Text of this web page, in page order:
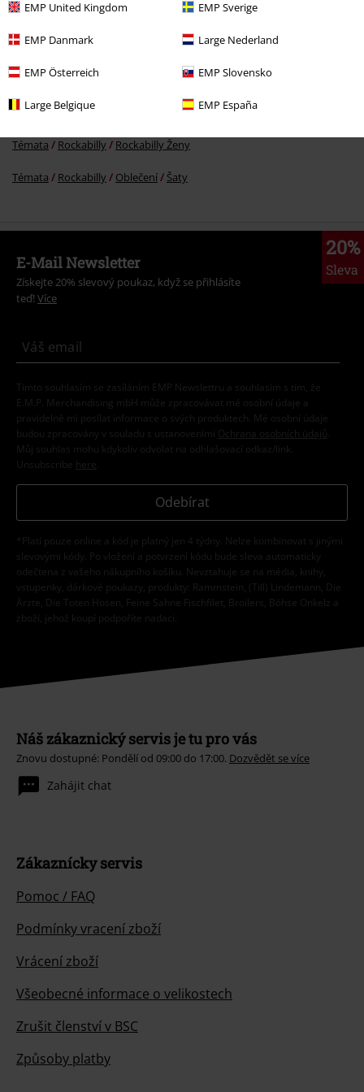
EMP United Kingdom EMP Sverige
EMP Danmark Large Nederland
EMP Österreich EMP Slovensko
Large Belgique EMP España
Ženy Oblečení Středně dlouhé šaty
Výprodej % Ženy
Výprodej % Oblečení
Témata Rockabilly Rockabilly Ženy
Témata Rockabilly Oblečení Šaty
20%
Sleva
E-Mail Newsletter
Získejte 20% slevový poukaz, když se přihlásíte
teď! Více
Tímto souhlasím se zasíláním EMP Newslettru a souhlasím s tím, že
E.M.P. Merchandising mbH může zpracovávat mé osobní údaje a
pravidelně mi posílat informace o svých produktech. Mé osobní údaje
budou zpracovány v souladu s ustanoveními
Ochrana osobních údajů
Můj souhlas mohu kdykoliv odvolat na odhlašovací odkaz/link.
Unsubscribe here
Odebírat
*Platí pouze online a kód je platný jen 4 týdny. Nelze kombinovat s jinými
slevovými kódy. Po vložení a potvrzení kódu bude sleva automaticky
odečtena z vašeho nákupního košíku. Nevztahuje se na média, knihy,
vstupenky, dárkové poukazy, produkty: Rammstein, (Till) Lindemann, Die
Ärzte, Die Toten Hosen, Feine Sahne Fischfilet, Broilers, Böhse Onkelz a
zboží, jehož koupí podpoříte nadaci.
Náš zákaznický servis je tu pro vás
Znovu dostupné: Pondělí od 09:00 do 17:00. Dozvědět se více
Zahájit chat
Zákaznícky servis
Pomoc / FAQ
Podmínky vracení zboží
Vrácení zboží
Všeobecné informace o velikostech
Zrušit členství v BSC
Způsoby platby